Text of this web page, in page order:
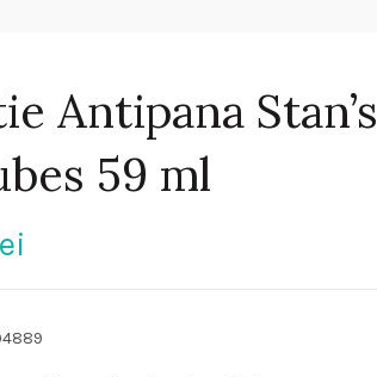
Antipana Stan’s
59 ml